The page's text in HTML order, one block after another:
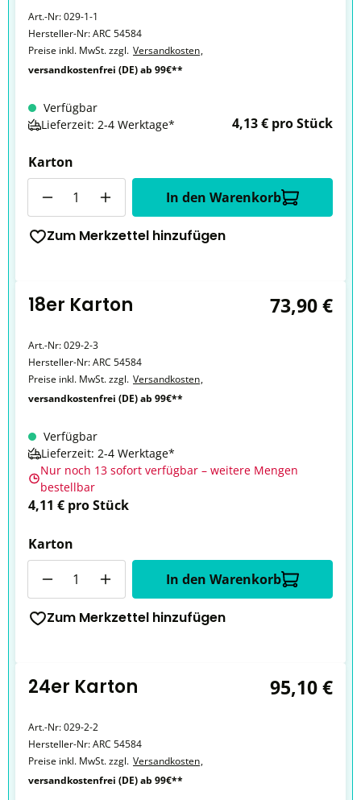
Art.-Nr:029-1-1
Hersteller-Nr:ARC 54584
Preise inkl. MwSt. zzgl. Versandkosten,
versandkostenfrei (DE) ab 99€**
Verfügbar
Lieferzeit: 2-4 Werktage*
4,13 € pro Stück
Karton
In den Warenkorb
Zum Merkzettel hinzufügen
18er Karton 73,90 €
Art.-Nr:029-2-3
Hersteller-Nr:ARC 54584
Preise inkl. MwSt. zzgl. Versandkosten,
versandkostenfrei (DE) ab 99€**
Verfügbar
Lieferzeit: 2-4 Werktage*
Nur noch 13 sofort verfügbar – weitere Mengen
bestellbar
4,11 € pro Stück
Karton
In den Warenkorb
Zum Merkzettel hinzufügen
24er Karton 95,10 €
Art.-Nr:029-2-2
Hersteller-Nr:ARC 54584
Preise inkl. MwSt. zzgl. Versandkosten,
versandkostenfrei (DE) ab 99€**